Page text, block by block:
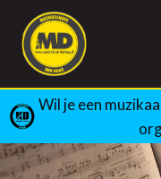
Wil je een
Doorgaan
naar
inhoud